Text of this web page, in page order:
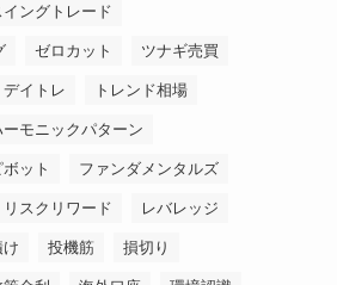
イングトレード
ゼロカット ツナギ売買
デイトレ トレンド相場
ーモニックパターン
ボット ファンダメンタルズ
リスクリワード レバレッジ
け 投機筋 損切り